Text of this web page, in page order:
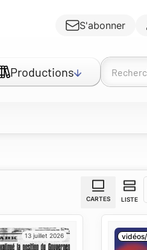
S'abonner
Productions
CARTES LISTE
13 juillet 2026